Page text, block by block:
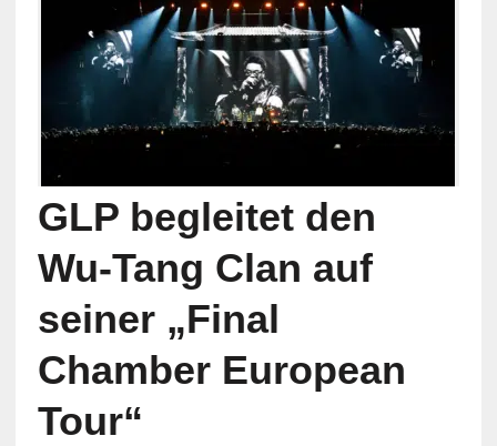
GLP begleitet den
Wu-Tang Clan auf
seiner „Final
Chamber European
Tour“